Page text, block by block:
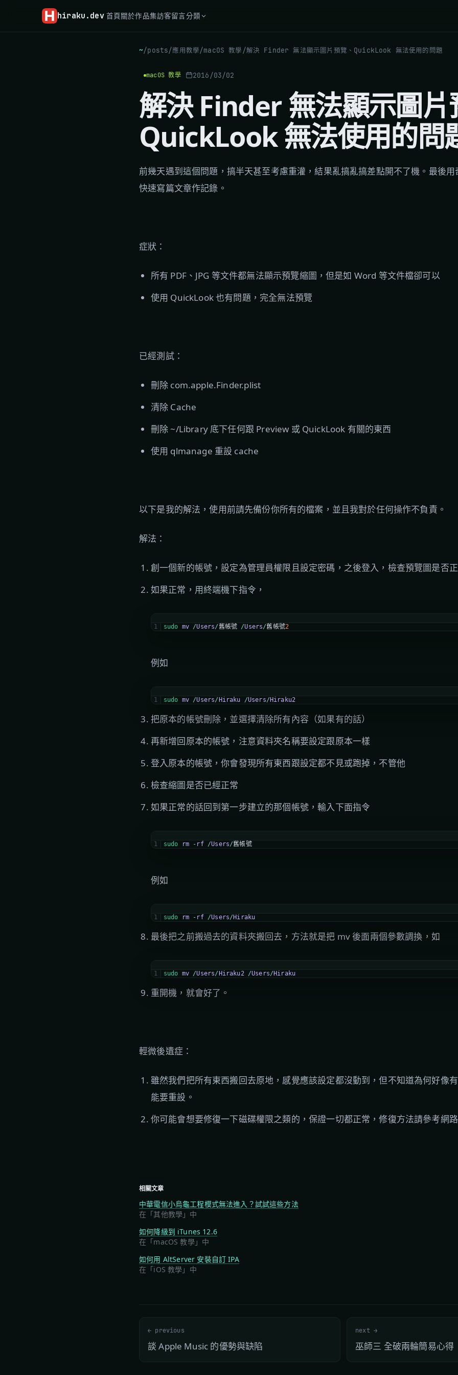
hiraku .dev 首頁關於作品集訪客留言分類
~/posts/應用教學/macOS 教學 /解決 Finder 無法顯示圖片預覽、QuickLook 無法使用的問題
macOS 教學 2016/03/02
解決 Finder 無法顯示圖片
QuickLook 無法使用的問
前幾天遇到這個問題，搞半天甚至考慮重灌，結果亂搞亂搞差點開不了機。最後
快速寫篇文章作記錄。
症狀：
所有 PDF、JPG 等文件都無法顯示預覽縮圖，但是如 Word 等文件檔卻可以
使用 QuickLook 也有問題，完全無法預覽
已經測試：
刪除 com.apple.Finder.plist
清除 Cache
刪除 ~/Library 底下任何跟 Preview 或 QuickLook 有關的東西
使用 qlmanage 重設 cache
以下是我的解法，使用前請先備份你所有的檔案，並且我對於任何操作不負責。
解法：
創一個新的帳號，設定為管理員權限且設定密碼，之後登入，檢查預覽圖是否
如果正常，用終端機下指令，
1 sudo mv /Users/舊帳號 /Users/舊帳號2
例如
1 sudo mv /Users/ Hiraku /Users/ Hiraku2
把原本的帳號刪除，並選擇清除所有內容（如果有的話）
再新增回原本的帳號，注意資料夾名稱要設定跟原本一樣
登入原本的帳號，你會發現所有東西跟設定都不見或跑掉，不管他
檢查縮圖是否已經正常
如果正常的話回到第一步建立的那個帳號，輸入下面指令
1 sudo rm - rf /Users/舊帳號
例如
1 sudo rm - rf /Users/ Hiraku
最後把之前搬過去的資料夾搬回去，方法就是把 mv 後面兩個參數調換，如
1 sudo mv /Users/ Hiraku2 /Users/ Hiraku
重開機，就會好了。
輕微後遺症：
雖然我們把所有東西搬回去原地，感覺應該設定都沒動到，但不知道為何好像
能要重設。
你可能會想要修復一下磁碟權限之類的，保證一切都正常，修復方法請參考網
相關文章
中華電信小烏龜工程模式無法進入？試試這些方法
在「其他教學」中
如何降級到 iTunes 12.6
在「macOS 教學」中
如何用 AltServer 安裝自訂 IPA
在「iOS 教學」中
← previous
談 Apple Music 的優勢與缺陷
next →
巫師三 全破兩輪簡易心得